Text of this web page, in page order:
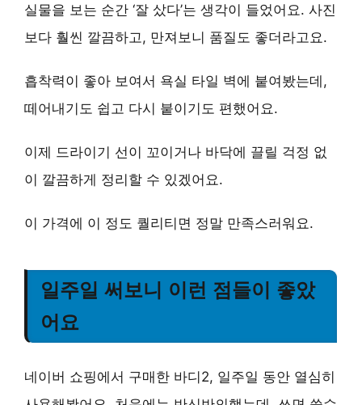
실물을 보는 순간 ‘잘 샀다’는 생각이 들었어요. 사진
보다 훨씬 깔끔하고, 만져보니 품질도 좋더라고요.
흡착력이 좋아 보여서 욕실 타일 벽에 붙여봤는데,
떼어내기도 쉽고 다시 붙이기도 편했어요.
이제 드라이기 선이 꼬이거나 바닥에 끌릴 걱정 없
이 깔끔하게 정리할 수 있겠어요.
이 가격에 이 정도 퀄리티면 정말 만족스러워요.
일주일 써보니 이런 점들이 좋았
어요
네이버 쇼핑에서 구매한 바디2, 일주일 동안 열심히